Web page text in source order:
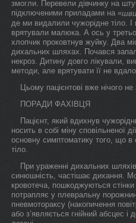
змогли. Перевели дівчинку на
підключеними приладами на «
де ми видалили чужорідне тіло.
врятували малюка. А ось у
хлопчик проковтнув жуйку. Два
дихальних шляхах. Почався
некроз. Дитину довго лікували,
методи, але врятувати її не
Цьому пацієнтові вже нічого не
ПОРАДИ ФАХІВЦЯ
Пацієнт, який вдихнув
носить в собі міну сповільненої
основну симптоматику того, що в
тіло.
При ураженні дихальних
синюшність, частішає дихання.
кровотеча, пошкоджуються стінки
потрапляє у плевральну
пневмотораксу (накопичення
або з’являється гнійний абсцес